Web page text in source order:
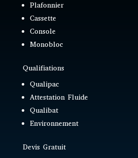
Plafonnier
Cassette
Console
Monobloc
Qualifiations
Qualipac
Attestation Fluide
Qualibat
Environnement
Devis Gratuit